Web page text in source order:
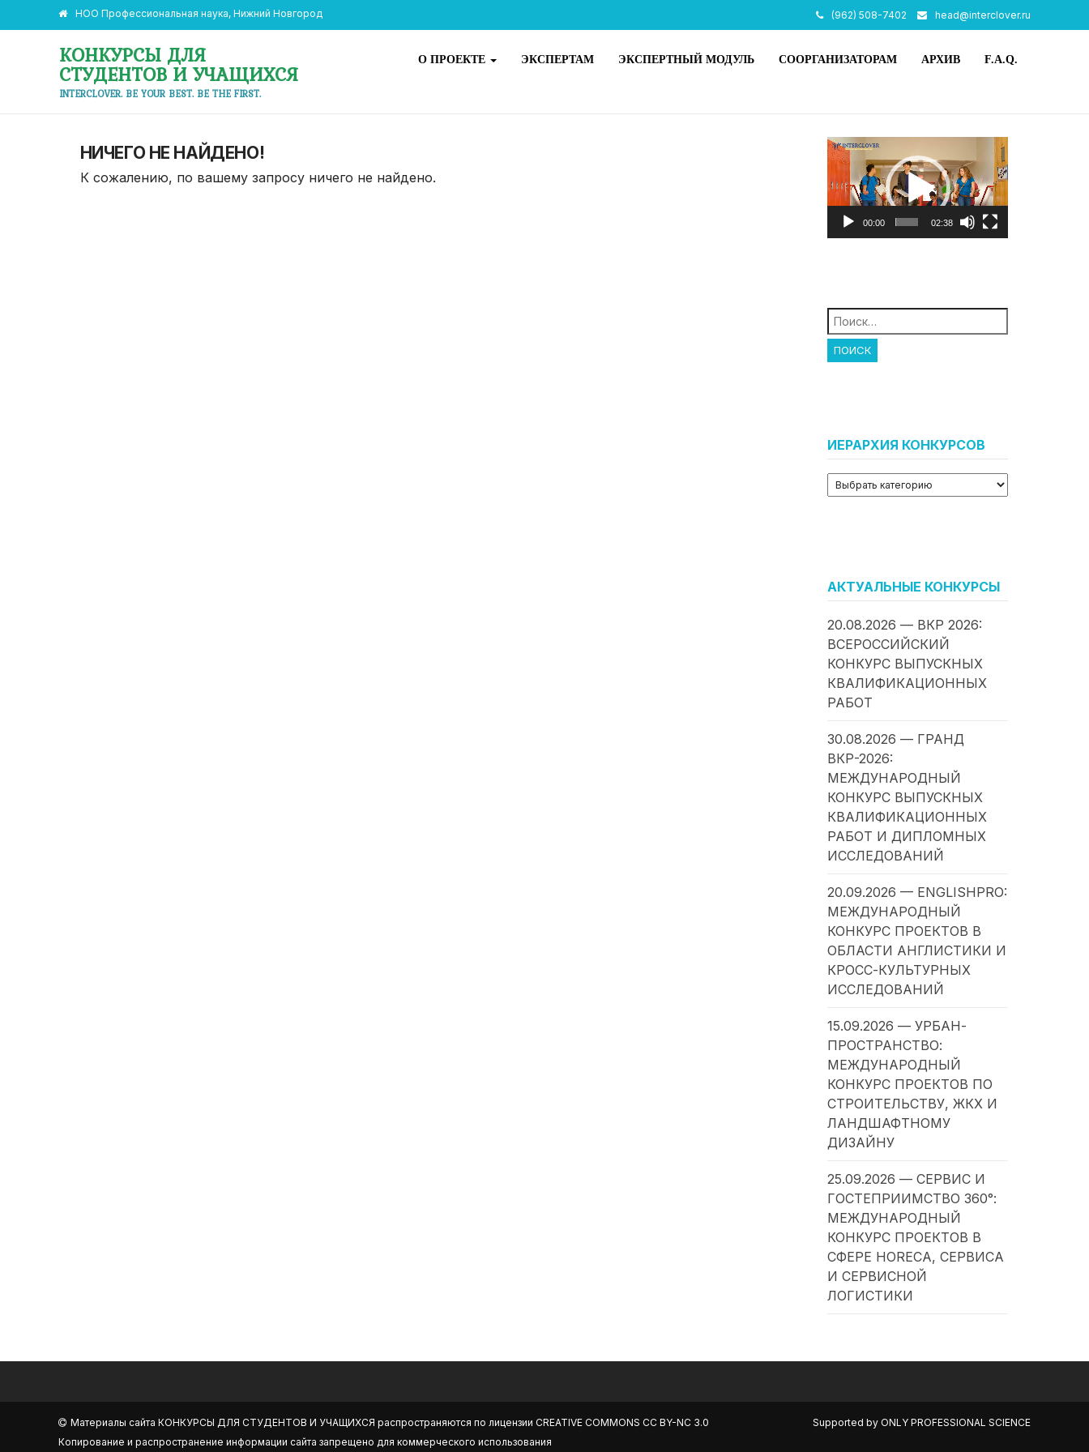
НОО Профессиональная наука, Нижний Новгород (962) 508-7402 head@interclover.ru
КОНКУРСЫ ДЛЯ
СТУДЕНТОВ И УЧАЩИХСЯ
INTERCLOVER. BE YOUR BEST. BE THE FIRST.
О ПРОЕКТЕ ЭКСПЕРТАМ ЭКСПЕРТНЫЙ МОДУЛЬ СООРГАНИЗАТОРАМ АРХИВ F.A.Q.
НИЧЕГО НЕ НАЙДЕНО!
К сожалению, по вашему запросу ничего не найдено.
Видеоплеер
00:00 02:38
Найти:
ИЕРАРХИЯ КОНКУРСОВ
АКТУАЛЬНЫЕ КОНКУРСЫ
20.08.2026 — ВКР 2026:
ВСЕРОССИЙСКИЙ
КОНКУРС ВЫПУСКНЫХ
КВАЛИФИКАЦИОННЫХ
РАБОТ
30.08.2026 — ГРАНД
ВКР-2026:
МЕЖДУНАРОДНЫЙ
КОНКУРС ВЫПУСКНЫХ
КВАЛИФИКАЦИОННЫХ
РАБОТ И ДИПЛОМНЫХ
ИССЛЕДОВАНИЙ
20.09.2026 — ENGLISHPRO:
МЕЖДУНАРОДНЫЙ
КОНКУРС ПРОЕКТОВ В
ОБЛАСТИ АНГЛИСТИКИ И
КРОСС-КУЛЬТУРНЫХ
ИССЛЕДОВАНИЙ
15.09.2026 — УРБАН-
ПРОСТРАНСТВО:
МЕЖДУНАРОДНЫЙ
КОНКУРС ПРОЕКТОВ ПО
СТРОИТЕЛЬСТВУ, ЖКХ И
ЛАНДШАФТНОМУ
ДИЗАЙНУ
25.09.2026 — СЕРВИС И
ГОСТЕПРИИМСТВО 360°:
МЕЖДУНАРОДНЫЙ
КОНКУРС ПРОЕКТОВ В
СФЕРЕ HORECA, СЕРВИСА
И СЕРВИСНОЙ
ЛОГИСТИКИ
Материалы сайта КОНКУРСЫ ДЛЯ СТУДЕНТОВ И УЧАЩИХСЯ распространяются по лицензии CREATIVE COMMONS CC BY-NC 3.0
Копирование и распространение информации сайта запрещено для коммерческого использования
Supported by ONLY PROFESSIONAL SCIENCE